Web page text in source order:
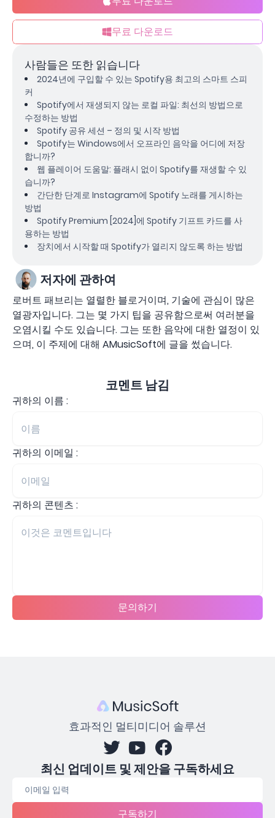
무료 다운로드
사람들은 또한 읽습니다
2024년에 구입할 수 있는 Spotify용 최고의 스마트 스피
커
Spotify에서 재생되지 않는 로컬 파일: 최선의 방법으로
수정하는 방법
Spotify 공유 세션 – 정의 및 시작 방법
Spotify는 Windows에서 오프라인 음악을 어디에 저장
합니까?
웹 플레이어 도움말: 플래시 없이 Spotify를 재생할 수 있
습니까?
간단한 단계로 Instagram에 Spotify 노래를 게시하는
방법
Spotify Premium [2024]에 Spotify 기프트 카드를 사
용하는 방법
장치에서 시작할 때 Spotify가 열리지 않도록 하는 방법
저자에 관하여
로버트 패브리는 열렬한 블로거이며, 기술에 관심이 많은
열광자입니다. 그는 몇 가지 팁을 공유함으로써 여러분을
오염시킬 수도 있습니다. 그는 또한 음악에 대한 열정이 있
으며, 이 주제에 대해 AMusicSoft에 글을 썼습니다.
코멘트 남김
귀하의 이름 :
귀하의 이메일 :
귀하의 콘텐츠 :
문의하기
효과적인 멀티미디어 솔루션
최신 업데이트 및 제안을 구독하세요
구독하기